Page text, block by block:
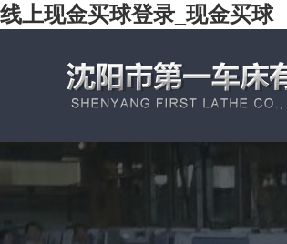
线上现金买球登录_现金买球